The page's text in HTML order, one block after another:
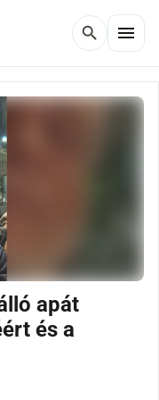
search menu
apát
és a